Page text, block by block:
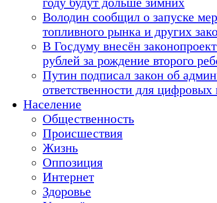
Володин сообщил о запуске
топливного рынка и других
В Госдуму внесён
рублей за рождение второго
Путин подписал закон об
ответственности для
Население
Общественность
Происшествия
Жизнь
Оппозиция
Интернет
Здоровье